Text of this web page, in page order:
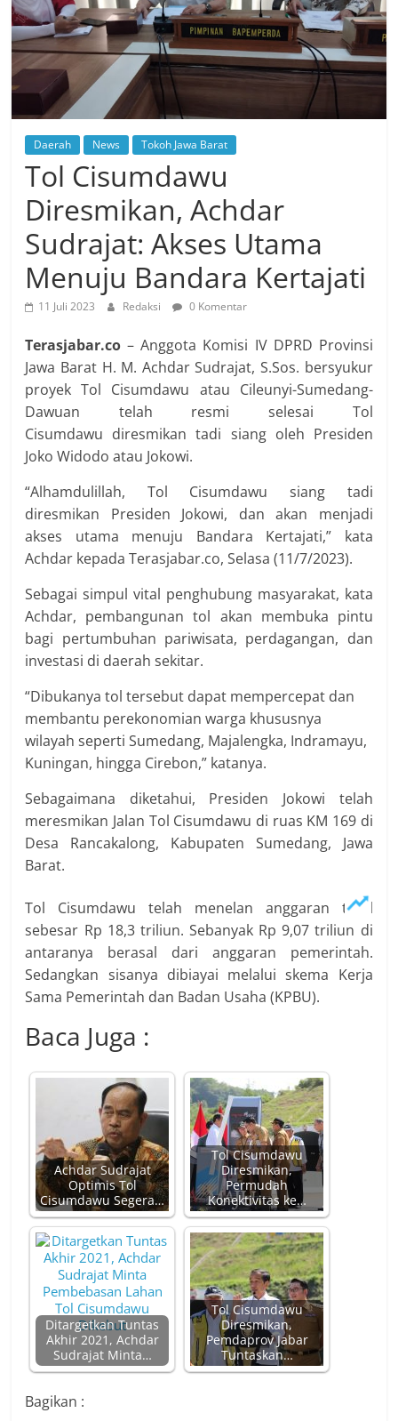
Daerah News Tokoh Jawa Barat
Tol Cisumdawu
Diresmikan, Achdar
Sudrajat: Akses Utama
Menuju Bandara Kertajati
11 Juli 2023 Redaksi 0 Komentar
Terasjabar.co – Anggota Komisi IV DPRD Provinsi
Jawa Barat H. M. Achdar Sudrajat, S.Sos. bersyukur
proyek Tol Cisumdawu atau Cileunyi-Sumedang-
Dawuan telah resmi selesai Tol
Cisumdawu diresmikan tadi siang oleh Presiden
Joko Widodo atau Jokowi.
“Alhamdulillah, Tol Cisumdawu siang tadi
diresmikan Presiden Jokowi, dan akan menjadi
akses utama menuju Bandara Kertajati,” kata
Achdar kepada Terasjabar.co, Selasa (11/7/2023).
Sebagai simpul vital penghubung masyarakat, kata
Achdar, pembangunan tol akan membuka pintu
bagi pertumbuhan pariwisata, perdagangan, dan
investasi di daerah sekitar.
“Dibukanya tol tersebut dapat mempercepat dan
membantu perekonomian warga khususnya
wilayah seperti Sumedang, Majalengka, Indramayu,
Kuningan, hingga Cirebon,” katanya.
Sebagaimana diketahui, Presiden Jokowi telah
meresmikan Jalan Tol Cisumdawu di ruas KM 169 di
Desa Rancakalong, Kabupaten Sumedang, Jawa
Barat.
Tol Cisumdawu telah menelan anggaran total
sebesar Rp 18,3 triliun. Sebanyak Rp 9,07 triliun di
antaranya berasal dari anggaran pemerintah.
Sedangkan sisanya dibiayai melalui skema Kerja
Sama Pemerintah dan Badan Usaha (KPBU).
Baca Juga :
Achdar Sudrajat
Optimis Tol
Cisumdawu Segera…
Tol Cisumdawu
Diresmikan,
Permudah
Konektivitas ke…
Ditargetkan Tuntas
Akhir 2021, Achdar
Sudrajat Minta…
Tol Cisumdawu
Diresmikan,
Pemdaprov Jabar
Tuntaskan…
Bagikan :